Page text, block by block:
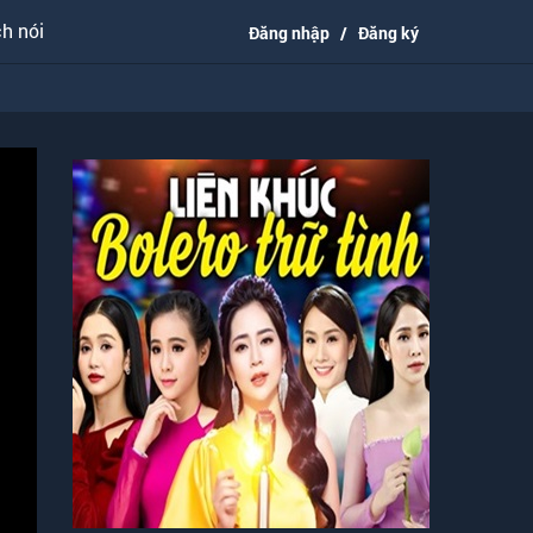
nói Đăng nhập / Đăng ký